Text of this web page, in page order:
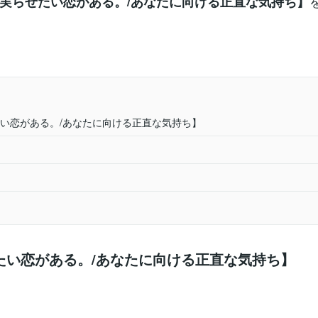
恋がある。/あなたに向ける正直な気持ち】
恋がある。/あなたに向ける正直な気持ち】